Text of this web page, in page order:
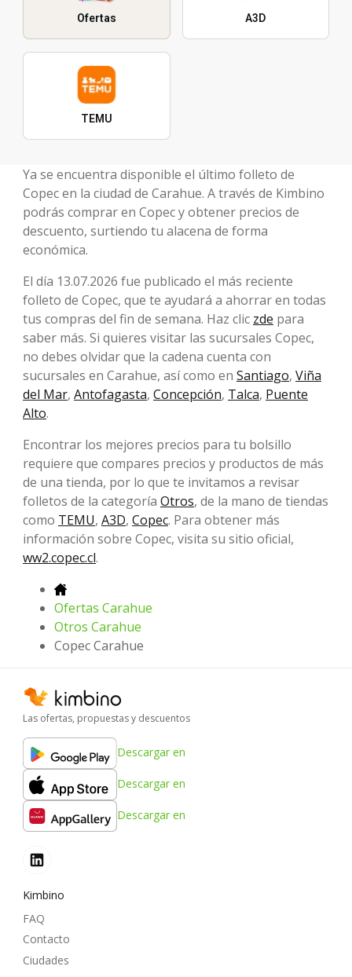
Ofertas A3D
TEMU
Ya se encuentra disponible el último folleto de
Copec en la ciudad de Carahue. A través de Kimbino
podrás comprar en Copec y obtener precios de
descuento, surtiendo tu alacena de forma
económica.
El día 13.07.2026 fue publicado el más reciente
folleto de Copec, que te ayudará a ahorrar en todas
tus compras del fin de semana. Haz clic zde para
saber más. Si quieres visitar las sucursales Copec,
no debes olvidar que la cadena cuenta con
sucursales en Carahue, así como en Santiago, Viña
del Mar, Antofagasta, Concepción, Talca, Puente
Alto.
Encontrar los mejores precios para tu bolsillo
requiere que compares precios y productos de más
de una tienda, por lo que te invitamos a revisar
folletos de la categoría Otros, de la mano de tiendas
como TEMU, A3D, Copec. Para obtener más
información sobre Copec, visita su sitio oficial,
ww2.copec.cl.
Ofertas Carahue
Otros Carahue
Copec Carahue
Las ofertas, propuestas y descuentos
Descargar en
Descargar en
Descargar en
Kimbino
FAQ
Contacto
Ciudades